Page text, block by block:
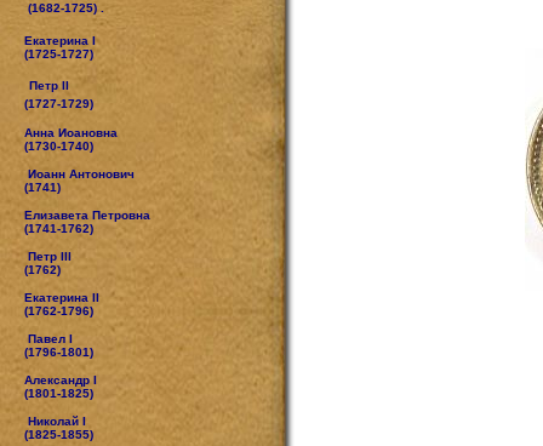
(1682-1725) .
Екатерина I
(1725-1727)
Петр II
(1727-1729)
Анна Иоановна
(1730-1740)
Иоанн Антонович
(1741)
Елизавета Петровна
(1741-1762)
Петр III
(1762)
Екатерина II
(1762-1796)
Павел I
(1796-1801)
Александр I
(1801-1825)
Николай I
(1825-1855)